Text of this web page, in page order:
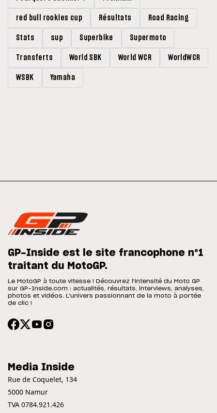
red bull rookies cup Résultats Road Racing
Stats sup Superbike Supermoto
Transferts World SBK World WCR WorldWCR
WSBK Yamaha
GP-Inside est le site francophone n°1
traitant du MotoGP.
Le MotoGP à toute vitesse ! Découvrez l'intensité du Moto GP
sur GP-Inside.com : actualités, résultats, interviews, analyses,
photos et vidéos. L'univers passionnant de la moto à portée
de clic !
Media Inside
Rue de Coquelet, 134
5000 Namur
TVA 0784.921.426